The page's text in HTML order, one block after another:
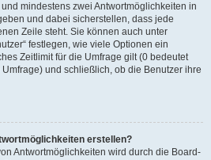
mindestens zwei Antwortmöglichkeiten in
und dabei sicherstellen, dass jede
Zeile steht. Sie können auch unter
festlegen, wie viele Optionen ein
Zeitlimit für die Umfrage gilt (0 bedeutet
und schließlich, ob die Benutzer ihre
erstellen?
Antwortmöglichkeiten wird durch die Board-